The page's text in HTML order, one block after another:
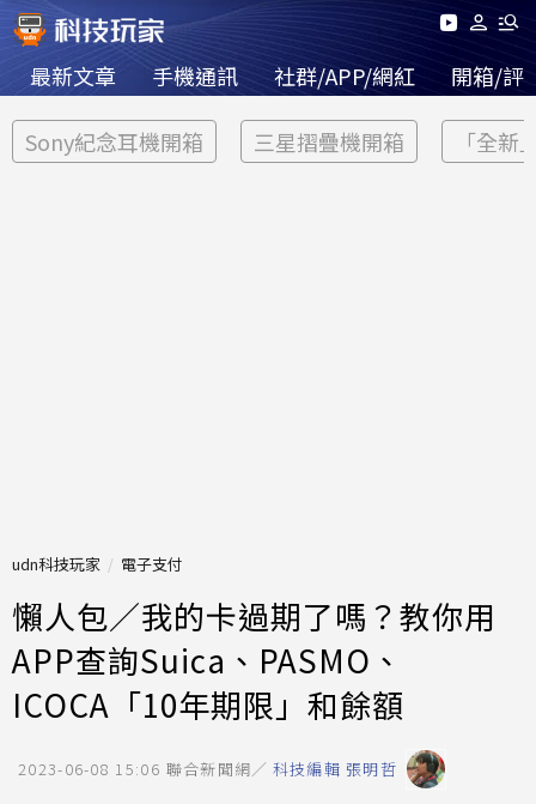
最新文章 手機通訊 社群/APP/網紅 開箱/評
Sony紀念耳機開箱 三星摺疊機開箱 「全新
udn科技玩家 電子支付
懶人包／我的卡過期了嗎？教你用
APP查詢Suica、PASMO、
ICOCA「10年期限」和餘額
2023-06-08 15:06 聯合新聞網／ 科技編輯 張明哲